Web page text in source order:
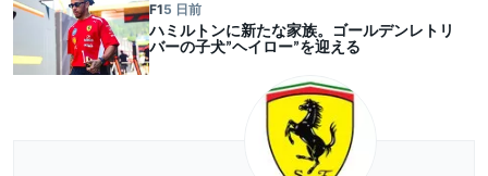
F15 日前
ハミルトンに新たな家族。ゴールデンレトリ
バーの子犬”ヘイロー”を迎える